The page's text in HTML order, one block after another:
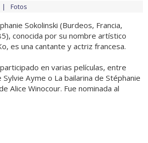
Fotos
Sokolinski (Burdeos, Francia,
conocida por su nombre artístico
es una cantante y actriz francesa.
en varias películas, entre
Ayme o La bailarina de Stéphanie
Alice Winocour. Fue nominada al